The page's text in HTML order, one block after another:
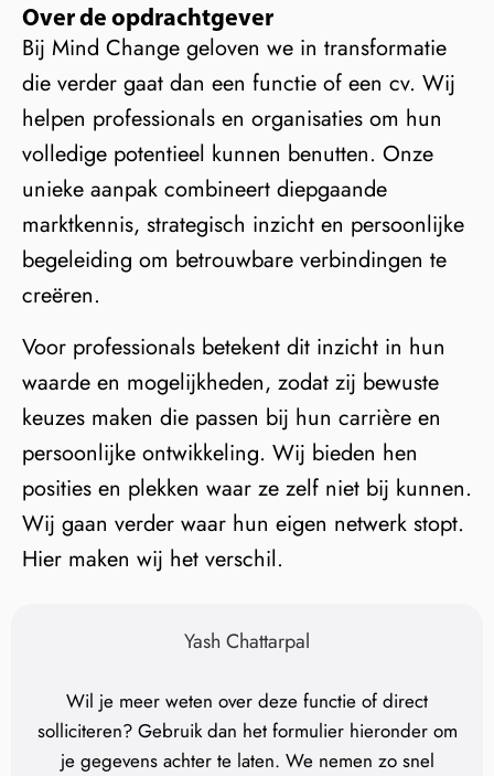
Over de opdrachtgever
Bij Mind Change geloven we in transformatie
die verder gaat dan een functie of een cv. Wij
helpen professionals en organisaties om hun
volledige potentieel kunnen benutten. Onze
unieke aanpak combineert diepgaande
marktkennis, strategisch inzicht en persoonlijke
begeleiding om betrouwbare verbindingen te
creëren.
Voor professionals betekent dit inzicht in hun
waarde en mogelijkheden, zodat zij bewuste
keuzes maken die passen bij hun carrière en
persoonlijke ontwikkeling. Wij bieden hen
posities en plekken waar ze zelf niet bij kunnen.
Wij gaan verder waar hun eigen netwerk stopt.
Hier maken wij het verschil.
Yash Chattarpal
Wil je meer weten over deze functie of direct
solliciteren? Gebruik dan het formulier hieronder om
je gegevens achter te laten. We nemen zo snel